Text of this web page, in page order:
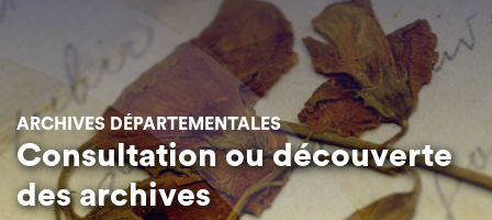
ARCHIVES DÉPARTEMENTALES
Consultation ou découverte
des archives